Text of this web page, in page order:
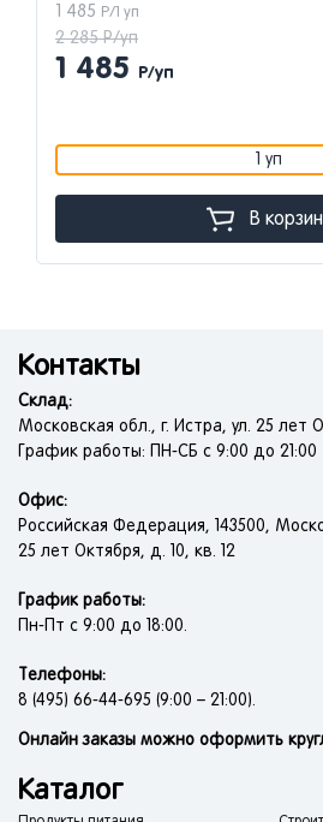
1 485 Р/1 уп
2 285 Р/уп
1 485 Р/уп
1 уп
В
Контакты
Склад:
Московская обл., г. Истра, ул. 25 лет
График работы: ПН-СБ с 9:00 до 21:00
Офис:
Российская Федерация, 143500,
25 лет Октября, д. 10, кв. 12
График работы:
Пн-Пт с 9:00 до 18:00.
Телефоны:
8 (495) 66-44-695 (9:00 – 21:00).
Онлайн заказы можно оформить
Каталог